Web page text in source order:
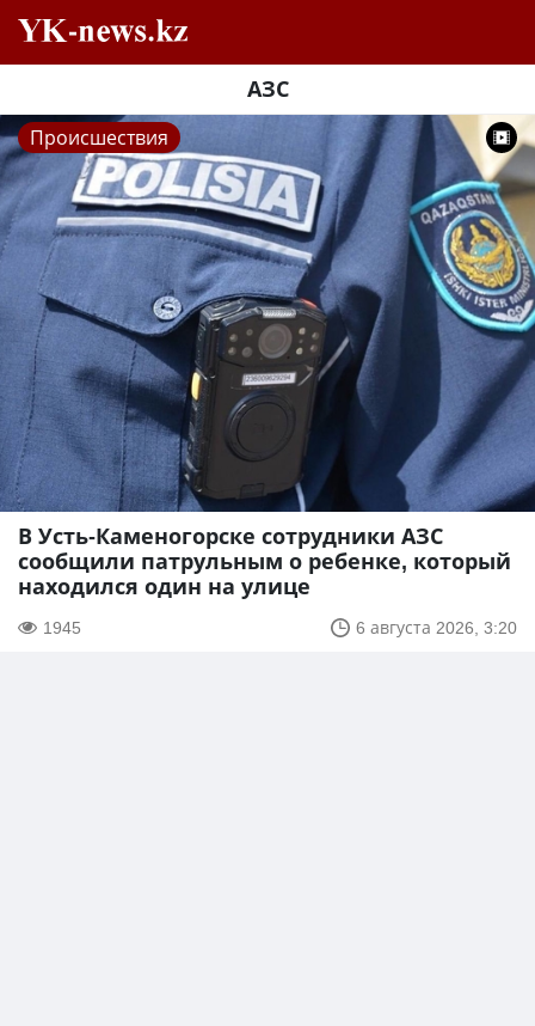
АЗС
Происшествия
В Усть-Каменогорске сотрудники АЗС
сообщили патрульным о ребенке, который
находился один на улице
1945 6 августа 2026, 3:20